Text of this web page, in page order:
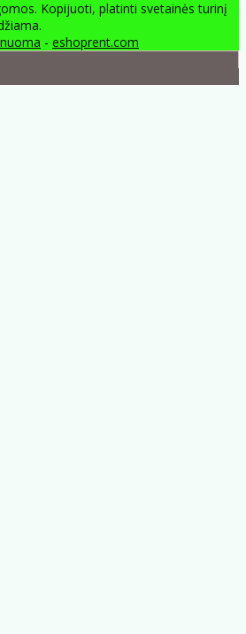
Kopijuoti, platinti svetainės turinį
- eshoprent.com